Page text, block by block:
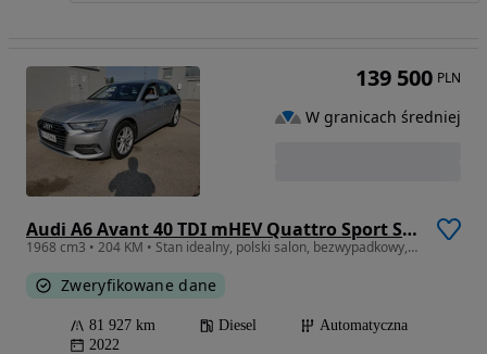
Audi A6 Avant 40 TDI mHEV Quattro Sport S tronic
1968 cm3 • 204 KM • Stan idealny, polski salon, bezwypadkowy, oryginalny lakier
Zweryfikowane dane
81 927 km Diesel
Automatyczna
2022
139 500 PLN
W granicach średniej